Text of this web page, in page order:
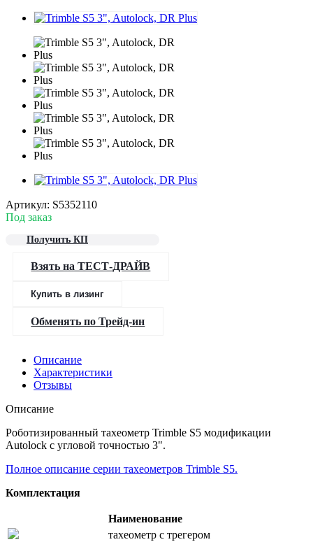
Артикул: S5352110
Под заказ
Получить КП
Взять на ТЕСТ-ДРАЙВ
Купить в лизинг
Обменять по Трейд-ин
Описание
Характеристики
Отзывы
Описание
Роботизированный тахеометр Trimble S5 модификации
Autolock с угловой точностью 3".
Полное описание серии тахеометров Trimble S5.
Комплектация
Наименование
тахеометр с трегером